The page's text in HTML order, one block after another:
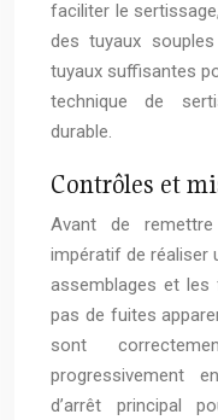
faciliter le
des tuyaux
tuyaux suffisantes
technique de
durable.
Contrôles et
Avant de
impératif de réaliser
assemblages et les
pas de fuites
sont
progressivement
d’arrêt principal